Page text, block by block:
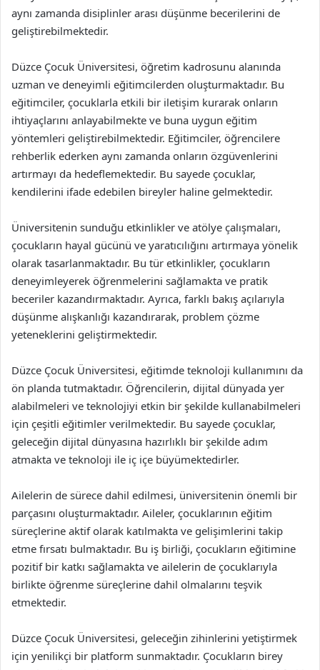
aynı zamanda disiplinler arası düşünme becerilerini de
geliştirebilmektedir.
Düzce Çocuk Üniversitesi, öğretim kadrosunu alanında
uzman ve deneyimli eğitimcilerden oluşturmaktadır. Bu
eğitimciler, çocuklarla etkili bir iletişim kurarak onların
ihtiyaçlarını anlayabilmekte ve buna uygun eğitim
yöntemleri geliştirebilmektedir. Eğitimciler, öğrencilere
rehberlik ederken aynı zamanda onların özgüvenlerini
artırmayı da hedeflemektedir. Bu sayede çocuklar,
kendilerini ifade edebilen bireyler haline gelmektedir.
Üniversitenin sunduğu etkinlikler ve atölye çalışmaları,
çocukların hayal gücünü ve yaratıcılığını artırmaya yönelik
olarak tasarlanmaktadır. Bu tür etkinlikler, çocukların
deneyimleyerek öğrenmelerini sağlamakta ve pratik
beceriler kazandırmaktadır. Ayrıca, farklı bakış açılarıyla
düşünme alışkanlığı kazandırarak, problem çözme
yeteneklerini geliştirmektedir.
Düzce Çocuk Üniversitesi, eğitimde teknoloji kullanımını da
ön planda tutmaktadır. Öğrencilerin, dijital dünyada yer
alabilmeleri ve teknolojiyi etkin bir şekilde kullanabilmeleri
için çeşitli eğitimler verilmektedir. Bu sayede çocuklar,
geleceğin dijital dünyasına hazırlıklı bir şekilde adım
atmakta ve teknoloji ile iç içe büyümektedirler.
Ailelerin de sürece dahil edilmesi, üniversitenin önemli bir
parçasını oluşturmaktadır. Aileler, çocuklarının eğitim
süreçlerine aktif olarak katılmakta ve gelişimlerini takip
etme fırsatı bulmaktadır. Bu iş birliği, çocukların eğitimine
pozitif bir katkı sağlamakta ve ailelerin de çocuklarıyla
birlikte öğrenme süreçlerine dahil olmalarını teşvik
etmektedir.
Düzce Çocuk Üniversitesi, geleceğin zihinlerini yetiştirmek
için yenilikçi bir platform sunmaktadır. Çocukların birey